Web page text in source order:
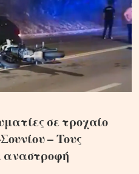
σε τροχαίο
– Τους
αναστροφή